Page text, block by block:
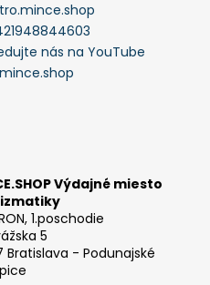
nás na YouTube
Výdajné miesto
1.poschodie
5
Bratislava - Podunajské